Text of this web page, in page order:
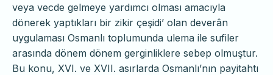
veya vecde gelmeye yardımcı olması amacıyla
dönerek yaptıkları bir zikir çeşidi’ olan deverân
uygulaması Osmanlı toplumunda ulema ile sufiler
arasında dönem dönem gerginliklere sebep olmuştur.
Bu konu, XVI. ve XVII. asırlarda Osmanlı’nın payitahtı